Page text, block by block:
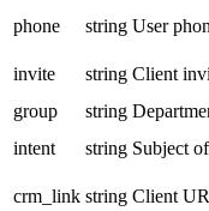
phone
string User
invite
string Client
group
string
intent
string Subject
crm_link string Client